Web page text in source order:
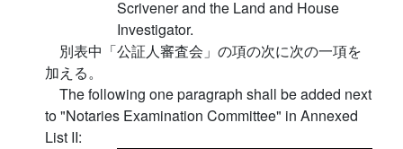
Scrivener and the Land and House
Investigator.
別表中「公証人審査会」の項の次に次の一項を
加える。
The following one paragraph shall be added next
to "Notaries Examination Committee" in Annexed
List II: